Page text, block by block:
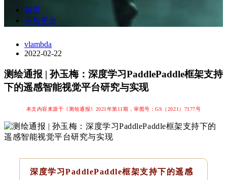
首页
开放平台
vlambda
2022-02-22
测绘通报 | 孙玉梅：深度学习PaddlePaddle框架支持
下的遥感智能视觉平台研究与实现
本文内容来源于《测绘通报》2021年第11期，审图号：GS（2021）7177号
深度学习PaddlePaddle框架支持下的遥感